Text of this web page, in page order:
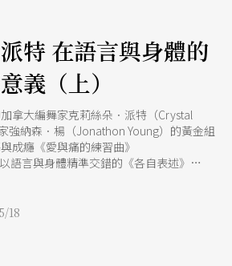
特 在語言與身體的
義（上）
拿大編舞家克莉絲朵．派特（Crystal
強納森．楊（Jonathon Young）的黃金組
成癮《愛與痛的練習曲》
語言與身體精準交錯的《各自表述》
保留身體的曖昧與張力。派特從不迴避複
逼近那些難以言說的經驗，將創傷、倫
18